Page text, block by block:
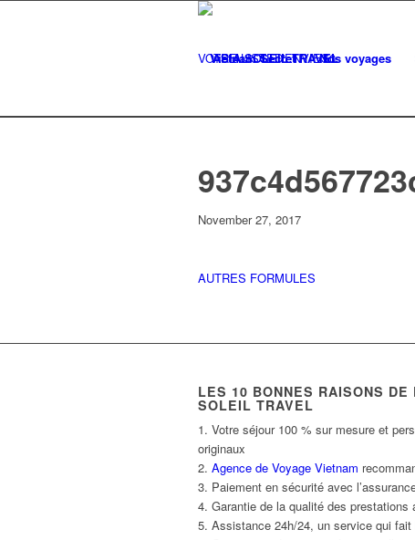
Vietnam Secret Nos voyages
VOTRE LISTED'ENVIES0
November 27, 2017
AUTRES FORMULES
LES 10 BONNES RAISONS
SOLEIL TRAVEL
1. Votre séjour 100 % sur mesure et
originaux
2. Agence de Voyage Vietnam
3. Paiement en sécurité avec
4. Garantie de la qualité des prestations
5. Assistance 24h/24, un service qui fait